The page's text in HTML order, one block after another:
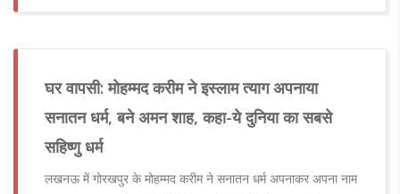
घर वापसी: मोहम्मद करीम ने इस्लाम त्याग अपनाया
सनातन धर्म, बने अमन शाह, कहा-ये दुनिया का सबसे
सहिष्णु धर्म
लखनऊ में गोरखपुर के मोहम्मद करीम ने सनातन धर्म अपनाकर अपना नाम